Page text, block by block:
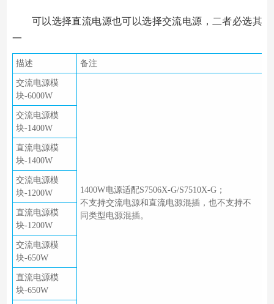
可以选择直流电源也可以选择交流电源，二者必选其
一
描述 备注
交流电源模
块-6000W
1400W电源适配S7506X-G/S7510X-G；
不支持交流电源和直流电源混插，也不支持不
同类型电源混插。
交流电源模
块-1400W
直流电源模
块-1400W
交流电源模
块-1200W
直流电源模
块-1200W
交流电源模
块-650W
直流电源模
块-650W